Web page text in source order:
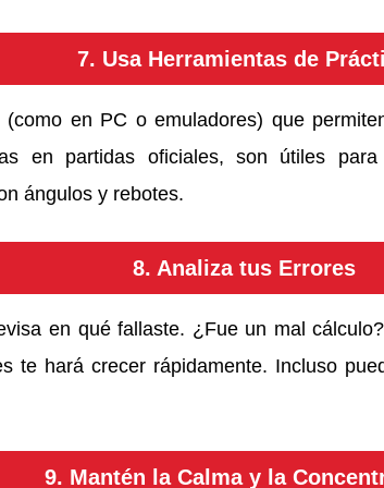
7. Usa Herramientas de
en PC o emuladores) que
en partidas oficiales, son útiles
ángulos y rebotes.
8. Analiza tus Errores
en qué fallaste. ¿Fue un mal
te hará crecer rápidamente. Incluso
9. Mantén la Calma y la